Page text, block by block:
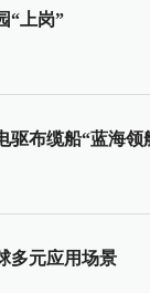
“上岗”
驱布缆船“蓝海领
多元应用场景